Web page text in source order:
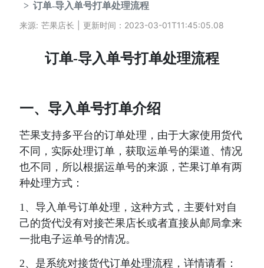
订单-导入单号打单处理流程
来源: 芒果店长 | 更新时间：2023-03-01T11:45:05.08
订单-导入单号打单处理流程
一、导入单号打单介绍
芒果支持多平台的订单处理，由于大家使用货代
不同，实际处理订单，获取运单号的渠道、情况
也不同，所以根据运单号的来源，芒果订单有两
种处理方式：
1、导入单号订单处理，这种方式，主要针对自
己的货代没有对接芒果店长或者直接从邮局拿来
一批电子运单号的情况。
2、是系统对接货代订单处理流程，详情请看：